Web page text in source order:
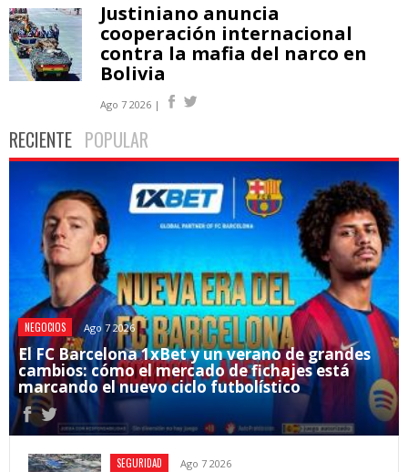
Justiniano anuncia
cooperación internacional
contra la mafia del narco en
Bolivia
Ago 7 2026 |
RECIENTE POPULAR
NEGOCIOS Ago 7 2026
El FC Barcelona 1xBet y un verano de grandes
cambios: cómo el mercado de fichajes está
marcando el nuevo ciclo futbolístico
SEGURIDAD Ago 7 2026